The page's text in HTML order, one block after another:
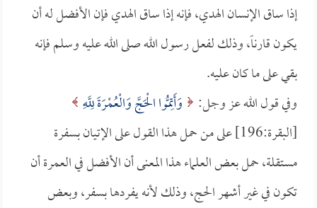
إذا ساق الإنسان الهدي، فإنه إذا ساق الهدي فإن الأفضل له أن
يكون قارناً، وذلك لفعل رسول الله صلى الله عليه وسلم فإنه
بقي على ما كان عليه.
وفي قول الله عز وجل:
وَأَتِمُّوا الْحَجَّ وَالْعُمْرَةَ لِلَّهِ
[البقرة:196] على من حمل هذا القول على الإتيان بسفرة
مستقلة، حمل بعض العلماء هذا المعنى أن الأفضل في العمرة أن
تكون في غير أشهر الحج، وذلك لأنه يفردها بسفر، وبعض